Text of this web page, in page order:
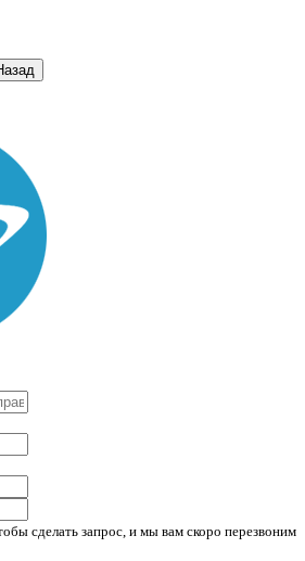
сделать запрос, и мы вам скоро перезвоним